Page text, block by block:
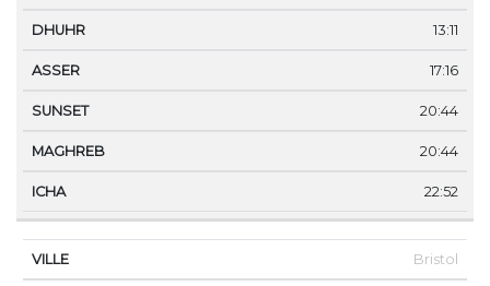
13:11
17:16
20:44
20:44
22:52
Bristol